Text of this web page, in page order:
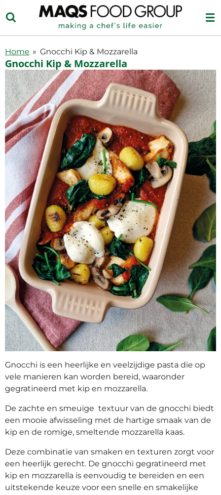
direct
naar
hoofdinhoud
Home » Gnocchi Kip & Mozzarella
Gnocchi Kip & Mozzarella
Gnocchi is een heerlijke en veelzijdige pasta die op
vele manieren kan worden bereid, waaronder
gegratineerd met kip en mozzarella.
De zachte en smeuïge textuur van de gnocchi biedt
een mooie afwisseling met de hartige smaak van de
kip en de romige, smeltende mozzarella kaas.
Deze combinatie van smaken en texturen zorgt voor
een heerlijk gerecht. De gnocchi gegratineerd met
kip en mozzarella is eenvoudig te bereiden en een
uitstekende keuze voor een snelle en smakelijke